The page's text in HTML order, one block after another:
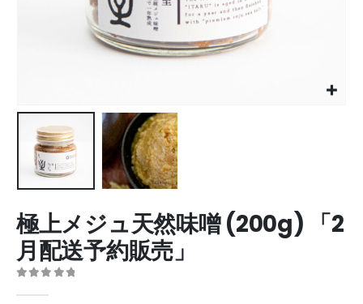
極上メジュ天然味噌 (200g) 「2
月配送予約販売」